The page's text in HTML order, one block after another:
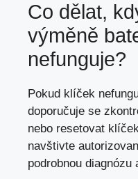
Co dělat,
výměně
nefunguje?
Pokud klíček
doporučuje se
nebo resetovat
navštivte
podrobnou diagnózu